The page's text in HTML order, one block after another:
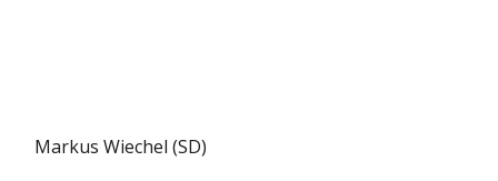
Markus Wiechel (SD)